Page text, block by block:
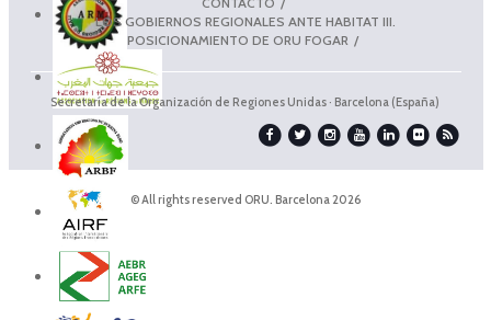
LOS GOBIERNOS REGIONALES ANTE HABITAT III.
POSICIONAMIENTO DE ORU FOGAR
Secretaría de la Organización de Regiones Unidas · Barcelona (España)
© All rights reserved ORU. Barcelona 2026